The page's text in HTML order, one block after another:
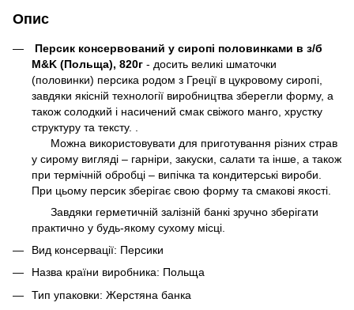
Опис
Персик консервований у сиропі половинками в з/б
M&K (Польща), 820г - досить великі шматочки
(половинки) персика родом з Греції в цукровому сиропі,
завдяки якісній технології виробництва зберегли форму, а
також солодкий і насичений смак свіжого манго, хрустку
структуру та тексту. .
Можна використовувати для приготування різних страв
у сирому вигляді – гарніри, закуски, салати та інше, а також
при термічній обробці – випічка та кондитерські вироби.
При цьому персик зберігає свою форму та смакові якості.
Завдяки герметичній залізній банкі зручно зберігати
практично у будь-якому сухому місці.
Вид консервації: Персики
Назва країни виробника: Польща
Тип упаковки: Жерстяна банка